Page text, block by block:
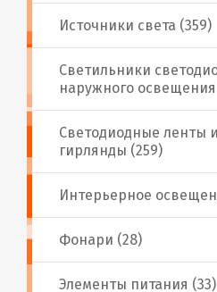
Фонари (28)
Интерьерное
Источники света (359)
Светодиодные ленты
гирлянды (259)
Светильники
наружного освещения
Элементы питания (33)